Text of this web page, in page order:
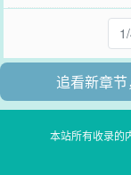
追看新章
本站所有收录的